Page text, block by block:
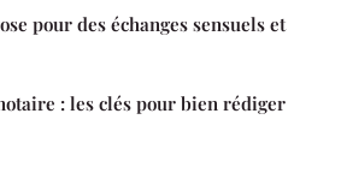
pour des échanges sensuels et
: les clés pour bien rédiger